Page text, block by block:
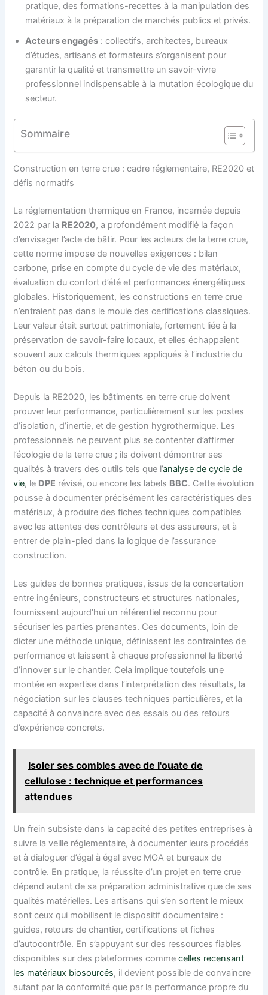
pratique, des formations-recettes à la manipulation des
matériaux à la préparation de marchés publics et privés.
Acteurs engagés : collectifs, architectes, bureaux
d’études, artisans et formateurs s’organisent pour
garantir la qualité et transmettre un savoir-vivre
professionnel indispensable à la mutation écologique du
secteur.
Sommaire
Construction en terre crue : cadre réglementaire, RE2020 et
défis normatifs
La réglementation thermique en France, incarnée depuis
2022 par la RE2020, a profondément modifié la façon
d’envisager l’acte de bâtir. Pour les acteurs de la terre crue,
cette norme impose de nouvelles exigences : bilan
carbone, prise en compte du cycle de vie des matériaux,
évaluation du confort d’été et performances énergétiques
globales. Historiquement, les constructions en terre crue
n’entraient pas dans le moule des certifications classiques.
Leur valeur était surtout patrimoniale, fortement liée à la
préservation de savoir-faire locaux, et elles échappaient
souvent aux calculs thermiques appliqués à l’industrie du
béton ou du bois.
Depuis la RE2020, les bâtiments en terre crue doivent
prouver leur performance, particulièrement sur les postes
d’isolation, d’inertie, et de gestion hygrothermique. Les
professionnels ne peuvent plus se contenter d’affirmer
l’écologie de la terre crue ; ils doivent démontrer ses
qualités à travers des outils tels que l’analyse de cycle de
vie, le DPE révisé, ou encore les labels BBC. Cette évolution
pousse à documenter précisément les caractéristiques des
matériaux, à produire des fiches techniques compatibles
avec les attentes des contrôleurs et des assureurs, et à
entrer de plain-pied dans la logique de l’assurance
construction.
Les guides de bonnes pratiques, issus de la concertation
entre ingénieurs, constructeurs et structures nationales,
fournissent aujourd’hui un référentiel reconnu pour
sécuriser les parties prenantes. Ces documents, loin de
dicter une méthode unique, définissent les contraintes de
performance et laissent à chaque professionnel la liberté
d’innover sur le chantier. Cela implique toutefois une
montée en expertise dans l’interprétation des résultats, la
négociation sur les clauses techniques particulières, et la
capacité à convaincre avec des essais ou des retours
d’expérience concrets.
Isoler ses combles avec de l'ouate de
cellulose : technique et performances
attendues
Un frein subsiste dans la capacité des petites entreprises à
suivre la veille réglementaire, à documenter leurs procédés
et à dialoguer d’égal à égal avec MOA et bureaux de
contrôle. En pratique, la réussite d’un projet en terre crue
dépend autant de sa préparation administrative que de ses
qualités matérielles. Les artisans qui s’en sortent le mieux
sont ceux qui mobilisent le dispositif documentaire :
guides, retours de chantier, certifications et fiches
d’autocontrôle. En s’appuyant sur des ressources fiables
disponibles sur des plateformes commecelles recensant
les matériaux biosourcés, il devient possible de convaincre
autant par la conformité que par la performance propre du